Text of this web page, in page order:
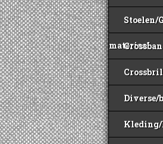
Stoelen/
materiaal
Diverse/